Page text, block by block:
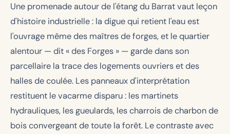
Une promenade autour de l'étang du Barrat vaut leçon
d'histoire industrielle : la digue qui retient l'eau est
l'ouvrage même des maîtres de forges, et le quartier
alentour — dit « des Forges » — garde dans son
parcellaire la trace des logements ouvriers et des
halles de coulée. Les panneaux d'interprétation
restituent le vacarme disparu : les martinets
hydrauliques, les gueulards, les charrois de charbon de
bois convergeant de toute la forêt. Le contraste avec